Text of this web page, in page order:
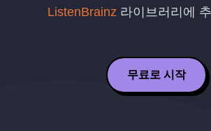
ListenBrainz 라이브러리에
무료로 시작